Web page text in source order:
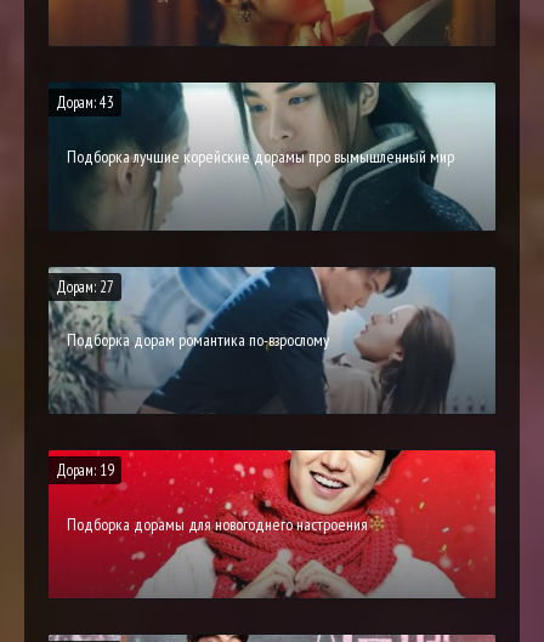
Дорам: 43
Подборка лучшие корейские дорамы про вымышленный мир
Дорам: 27
Подборка дорам романтика по-взрослому
Дорам: 19
Подборка дорамы для новогоднего настроения